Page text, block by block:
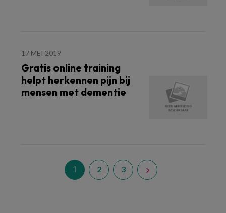
17 MEI 2019
Gratis online training
helpt herkennen pijn bij
mensen met dementie
1 2 3